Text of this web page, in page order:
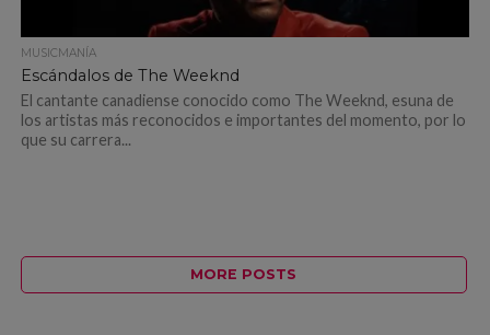
MUSICMANÍA
Escándalos de The Weeknd
El cantante canadiense conocido como The Weeknd, esuna de
los artistas más reconocidos e importantes del momento, por lo
que su carrera...
MORE POSTS